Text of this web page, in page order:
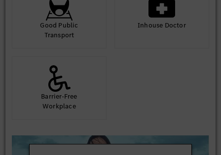
Good Public
Transport
Inhouse Doctor
Barrier-Free
Workplace